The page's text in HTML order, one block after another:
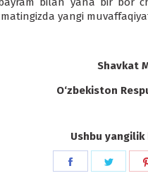
yangi
Shavkat
O‘zbekiston
Ushbu yangilik
Share
Share